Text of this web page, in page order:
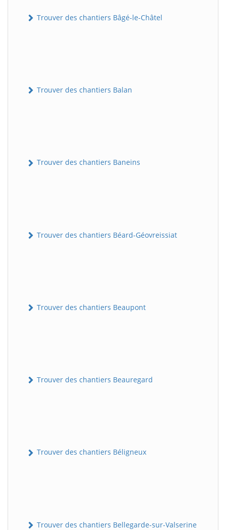
Trouver des chantiers Bâgé-le-Châtel
Trouver des chantiers Balan
Trouver des chantiers Baneins
Trouver des chantiers Béard-Géovreissiat
Trouver des chantiers Beaupont
Trouver des chantiers Beauregard
Trouver des chantiers Béligneux
Trouver des chantiers Bellegarde-sur-Valserine